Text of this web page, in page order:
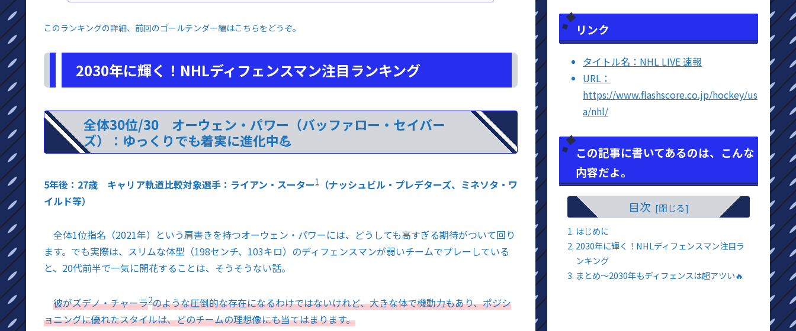
このランキングの詳細、前回のゴールテンダー編はこちらをどうぞ。
2030年に輝く！NHLディフェンスマン注目ランキング
全体30位/30 オーウェン・パワー（バッファロー・セイバー
ズ）：ゆっくりでも着実に進化中💪
5年後：27歳 キャリア軌道比較対象選手：ライアン・スーター1
（ナッシュビル・プレデターズ、ミネソタ・ワ
イルド等）
全体1位指名（2021年）という肩書きを持つオーウェン・パワーには、どうしても高すぎる期待がついて回り
ます。でも実際は、スリムな体型（198センチ、103キロ）のディフェンスマンが弱いチームでプレーしている
と、20代前半で一気に開花することは、そうそうない話。
彼がズデノ・チャーラ2のような圧倒的な存在になるわけではないけれど、大きな体で機動力もあり、ポジシ
ョニングに優れたスタイルは、どのチームの理想像にも当てはまります。
リンク
タイトル名：NHL LIVE 速報
URL：
https://www.flashscore.co.jp/hockey/us
a/nhl/
この記事に書いてあるのは、こんな
内容だよ。
目次
はじめに
2030年に輝く！NHLディフェンスマン注目ラ
ンキング
まとめ〜2030年もディフェンスは超アツい🔥